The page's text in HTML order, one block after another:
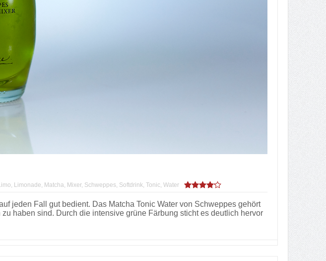
, Limonade, Matcha, Mixer, Schweppes, Softdrink, Tonic, Water
jeden Fall gut bedient. Das Matcha Tonic Water von Schweppes gehört
haben sind. Durch die intensive grüne Färbung sticht es deutlich hervor